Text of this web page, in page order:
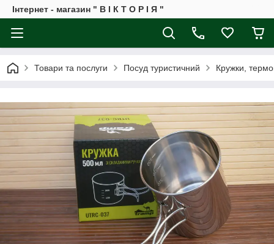
Інтернет - магазин " В І К Т О Р І Я "
Товари та послуги Посуд туристичний Кружки,